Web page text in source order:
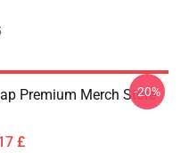
Premium Merch Store
£
-20%